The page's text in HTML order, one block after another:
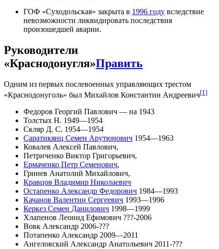
ГОФ «Суходольская» закрыта в 1996 году вследствие
невозможности ликвидировать последствия
произошедшей аварии.
Руководители
«Краснодонугля»Править
Одним из первых послевоенных управляющих трестом
«Краснодонуголь» был Михайлов Константин Андреевич[1]
Федоров Георгий Павлович — на 1943
Толстых Н. 1949—1954
Скляр Д. С. 1954—1954
Саратикянц Семен Арутюнович 1954—1963
Ковалев Алексей Павлович,
Петриченко Виктор Григорьевич,
Ермаченко Петр Семенович,
Гринев Анатолий Михайлович,
Кравцов Владимир Николаевич
Остапенко Александр Федорович 1984—1993
Качанов Валентин Сергеевич 1993—1996
Керкез Семен Данилович 1998—1999
Хлапенов Леонид Ефимович ???-2006
Вовк Александр 2006-???
Потапенко Александр 2009—2011
Ангеловский Александр Анатольевич 2011-???